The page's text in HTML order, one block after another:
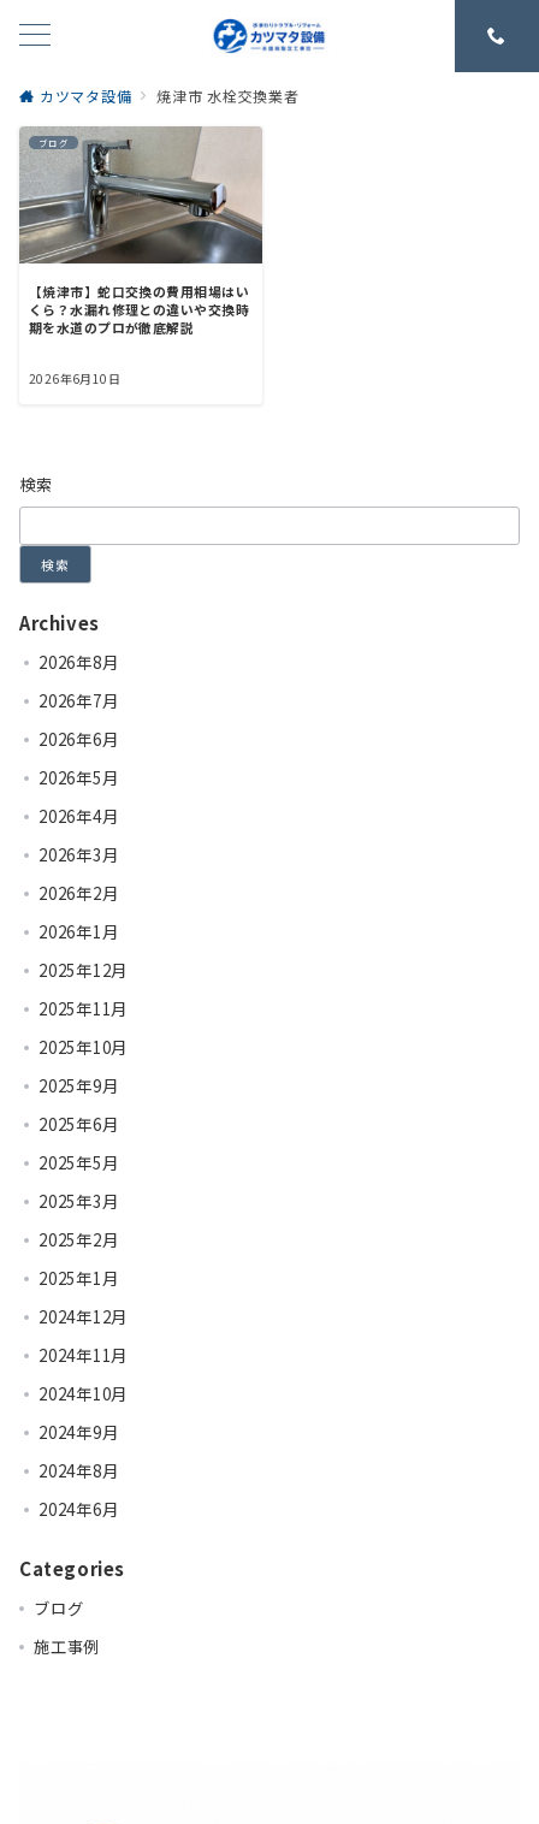
カツマタ設備 焼津市 水栓交換業者
ブログ
【焼津市】蛇口交換の費用相場はい
くら？水漏れ修理との違いや交換時
期を水道のプロが徹底解説
2026年6月10日
検索
検索
Archives
2026年8月
2026年7月
2026年6月
2026年5月
2026年4月
2026年3月
2026年2月
2026年1月
2025年12月
2025年11月
2025年10月
2025年9月
2025年6月
2025年5月
2025年3月
2025年2月
2025年1月
2024年12月
2024年11月
2024年10月
2024年9月
2024年8月
2024年6月
Categories
ブログ
施工事例